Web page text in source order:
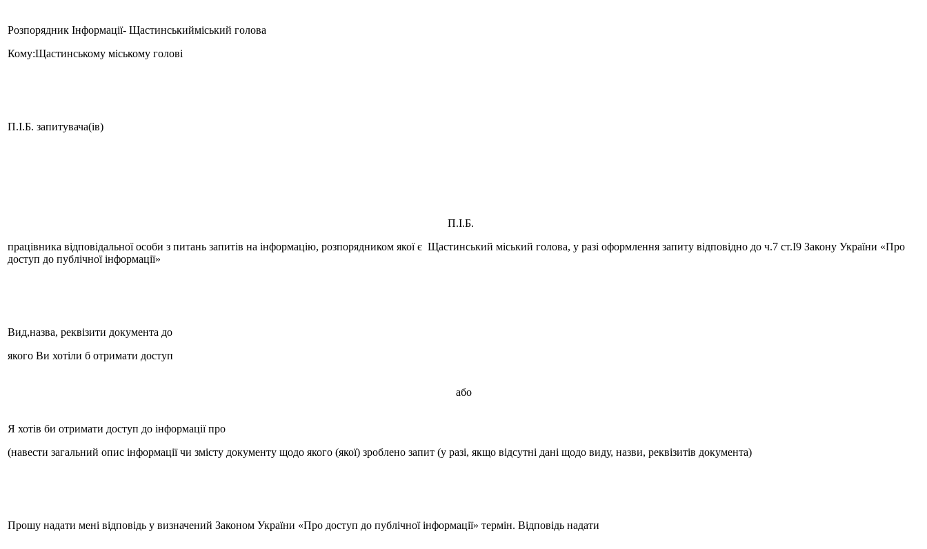
Розпорядник Інформації- Щастинськийміський голова
Кому:Щастинському міському голові
П.І.Б. запитувача(ів)
П.І.Б.
працівника відповідальної особи з питань запитів на інформацію, розпорядником якої є Щастинський міський голова, у разі оформлення запиту відповідно до ч.7 ст.І9 Закону України «Про
доступ до публічної інформації»
Вид,назва, реквізити документа до
якого Ви хотіли б отримати доступ
або
Я хотів би отримати доступ до інформації про
(навести загальний опис інформації чи змісту документу щодо якого (якої) зроблено запит (у разі, якщо відсутні дані щодо виду, назви, реквізитів документа)
Прошу надати мені відповідь у визначений Законом України «Про доступ до публічної інформації» термін. Відповідь надати